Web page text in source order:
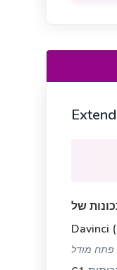
General Writing
Extend short
Davinci